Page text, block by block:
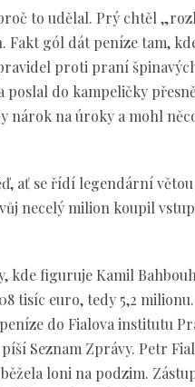
to udělal. Prý chtěl
gól dát peníze tam,
proti praní
poslal do kampeličky
nárok na úroky a mohl
ať se řídí legendární
necelý milion koupil
kde figuruje Kamil
tisíc euro, tedy 5,2
do Fialova institutu
Seznam Zprávy. Petr
loni na podzim.